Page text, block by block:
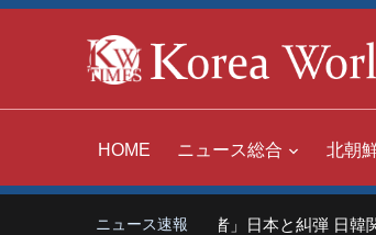
HOME ニュース総合 北朝
ニュース速報
中国「世界の嫌われ者」日本と糾弾 日韓関